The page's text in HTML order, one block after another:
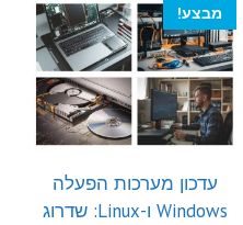
מבצע!
עדכון מערכות הפעלה
Windows ו-Linux: שדרוג